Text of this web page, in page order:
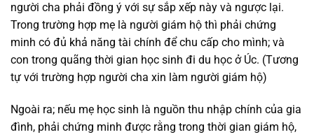
người cha phải đồng ý với sự sắp xếp này và ngược lại.
Trong trường hợp mẹ là người giám hộ thì phải chứng
minh có đủ khả năng tài chính để chu cấp cho mình; và
con trong quãng thời gian học sinh đi du học ở Úc. (Tương
tự với trường hợp người cha xin làm người giám hộ)
Ngoài ra; nếu mẹ học sinh là nguồn thu nhập chính của gia
đình, phải chứng minh được rằng trong thời gian giám hộ,